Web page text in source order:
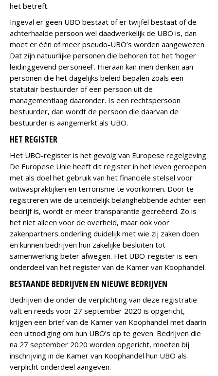
het betreft.
Ingeval er geen UBO bestaat of er twijfel bestaat of de
achterhaalde persoon wel daadwerkelijk de UBO is, dan
moet er één of meer pseudo-UBO’s worden aangewezen.
Dat zijn natuurlijke personen die behoren tot het ‘hoger
leidinggevend personeel’. Hieraan kan men denken aan
personen die het dagelijks beleid bepalen zoals een
statutair bestuurder of een persoon uit de
managementlaag daaronder. Is een rechtspersoon
bestuurder, dan wordt de persoon die daarvan de
bestuurder is aangemerkt als UBO.
HET REGISTER
Het UBO-register is het gevolg van Europese regelgeving.
De Europese Unie heeft dit register in het leven geroepen
met als doel het gebruik van het financiële stelsel voor
witwaspraktijken en terrorisme te voorkomen. Door te
registreren wie de uiteindelijk belanghebbende achter een
bedrijf is, wordt er meer transparantie gecreëerd. Zo is
het niet alleen voor de overheid, maar ook voor
zakenpartners onderling duidelijk met wie zij zaken doen
en kunnen bedrijven hun zakelijke besluiten tot
samenwerking beter afwegen. Het UBO-register is een
onderdeel van het register van de Kamer van Koophandel.
BESTAANDE BEDRIJVEN EN NIEUWE BEDRIJVEN
Bedrijven die onder de verplichting van deze registratie
valt en reeds voor 27 september 2020 is opgericht,
krijgen een brief van de Kamer van Koophandel met daarin
een uitnodiging om hun UBO’s op te geven. Bedrijven die
na 27 september 2020 worden opgericht, moeten bij
inschrijving in de Kamer van Koophandel hun UBO als
verplicht onderdeel aangeven.